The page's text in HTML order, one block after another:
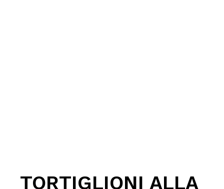
TORTIGLIONI ALLA